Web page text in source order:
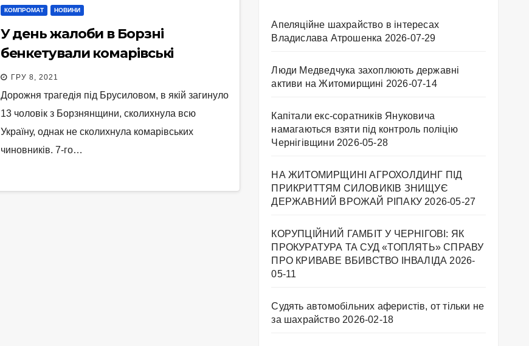
КОМПРОМАТ НОВИНИ
У день жалоби в Борзні
бенкетували комарівські
чиновники
ГРУ 8, 2021
Дорожня трагедія під Брусиловом, в якій загинуло
13 чоловік з Борзнянщини, сколихнула всю
Україну, однак не сколихнула комарівських
чиновників. 7-го…
Апеляційне шахрайство в інтересах
Владислава Атрошенка 2026-07-29
Люди Медведчука захоплюють державні
активи на Житомирщині 2026-07-14
Капітали екс-соратників Януковича
намагаються взяти під контроль поліцію
Чернігівщини 2026-05-28
НА ЖИТОМИРЩИНІ АГРОХОЛДИНГ ПІД
ПРИКРИТТЯМ СИЛОВИКІВ ЗНИЩУЄ
ДЕРЖАВНИЙ ВРОЖАЙ РІПАКУ ​ 2026-05-27
КОРУПЦІЙНИЙ ГАМБІТ У ЧЕРНІГОВІ: ЯК
ПРОКУРАТУРА ТА СУД «ТОПЛЯТЬ» СПРАВУ
ПРО КРИВАВЕ ВБИВСТВО ІНВАЛІДА 2026-
05-11
Судять автомобільних аферистів, от тільки не
за шахрайство 2026-02-18